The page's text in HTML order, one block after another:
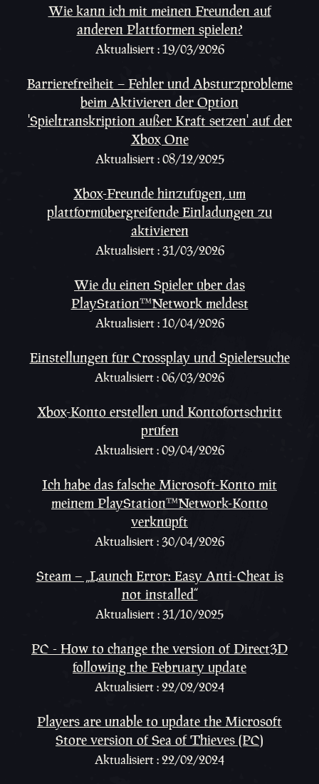
Wie kann ich mit meinen Freunden auf
anderen Plattformen spielen?
Aktualisiert : 19/03/2026
Barrierefreiheit – Fehler und Absturzprobleme
beim Aktivieren der Option
'Spieltranskription außer Kraft setzen' auf der
Xbox One
Aktualisiert : 08/12/2025
Xbox-Freunde hinzufügen, um
plattformübergreifende Einladungen zu
aktivieren
Aktualisiert : 31/03/2026
Wie du einen Spieler über das
PlayStation™Network meldest
Aktualisiert : 10/04/2026
Einstellungen für Crossplay und Spielersuche
Aktualisiert : 06/03/2026
Xbox-Konto erstellen und Kontofortschritt
prüfen
Aktualisiert : 09/04/2026
Ich habe das falsche Microsoft-Konto mit
meinem PlayStation™Network-Konto
verknüpft
Aktualisiert : 30/04/2026
Steam – „Launch Error: Easy Anti-Cheat is
not installed“
Aktualisiert : 31/10/2025
PC - How to change the version of Direct3D
following the February update
Aktualisiert : 22/02/2024
Players are unable to update the Microsoft
Store version of Sea of Thieves (PC)
Aktualisiert : 22/02/2024